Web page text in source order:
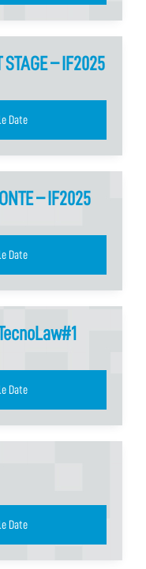
– IF2025
Vedi tutti i Dettagli e le Date
– IF2025
Vedi tutti i Dettagli e le Date
Vedi tutti i Dettagli e le Date
Vedi tutti i Dettagli e le Date